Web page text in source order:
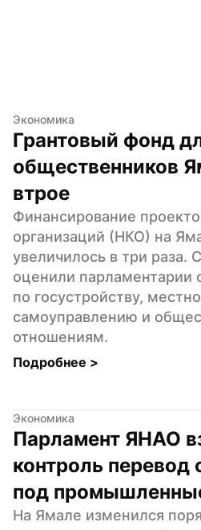
Экономика
Грантовый фонд
общественников
втрое
Финансирование
организаций (НКО) на
увеличилось в три раза.
оценили парламентарии
по госустройству,
самоуправлению и
отношениям.
Подробнее >
Экономика
Парламент ЯНАО
контроль перевод
под
На Ямале изменился